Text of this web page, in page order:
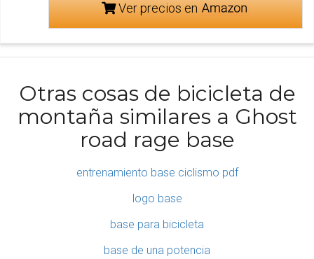
Ver precios en
Otras cosas de bicicleta de
montaña similares a Ghost
road rage base
entrenamiento base ciclismo pdf
logo base
base para bicicleta
base de una potencia